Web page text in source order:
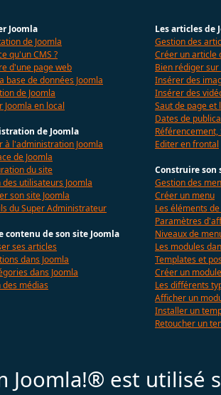
Joomla
de Joomla
qu'un CMS ?
d'une page web
base de données Joomla
de Joomla
Joomla en local
de Joomla
à l'administration Joomla
de Joomla
du site
des utilisateurs Joomla
son site Joomla
du Super Administrateur
contenu de son site Joomla
ses articles
dans Joomla
dans Joomla
des médias
Les articles de
Gestion des
Créer un article
Bien rédiger
Insérer des
Insérer des
Saut de page et
Dates de
Référencement,
Editer en frontal
Construire son
Gestion des
Créer un menu
Les éléments
Paramètres
Niveaux de
Les modules
Templates et
Créer un module
Les différents
Afficher un
Installer un
Retoucher un
Joomla!® est